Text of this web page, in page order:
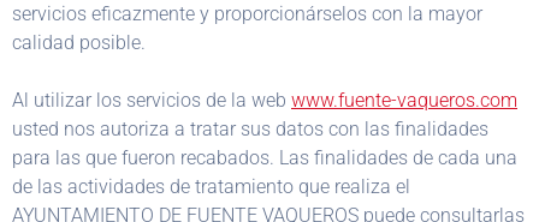
servicios eficazmente y proporcionárselos con la mayor
calidad posible.
Al utilizar los servicios de la web www.fuente-vaqueros.com
usted nos autoriza a tratar sus datos con las finalidades
para las que fueron recabados. Las finalidades de cada una
de las actividades de tratamiento que realiza el
AYUNTAMIENTO DE FUENTE VAQUEROS puede consultarlas